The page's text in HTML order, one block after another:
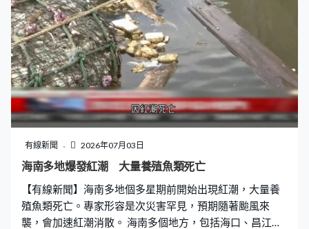
保安亭內。保安亭被重達140噸瓦礫壓住，但同時成為希
爾的保護罩，救援人員周日聽到微弱的求救聲音。救援人
員用攝影機，透過針孔攝影機鎖定他的位置，同時了解情
況，見到戴著口罩的希爾望向鏡頭，右眼充血。 多地救援
人員連日協助清走瓦礫、挖掘通道，又在裂縫間透過喉管
輸送水和營養液。有救援人員形容任務艱巨，他們在挖掘
並加固通道期間，發生多次坍塌事故阻礙救援，最終花70
多小時把他救出。希爾的妻子形容，他像戰士一樣撐過
去。 地震造成1萬多人死傷，至少189幢建築倒塌，拉瓜伊
拉設臨時帳篷，讓家屬辨認遺體。美媒引述一名法醫指，
每天在拉瓜伊拉處理約400具遺體。不少民眾在地震發生
後初期，徒手清走瓦礫營救摯親，不滿政府應災不力，進
度緩慢。代總統羅德格里
有線新聞 2026年07月03日
海南多地爆發紅潮 大量養殖魚類死亡
【有線新聞】海南多地個多星期前開始出現紅潮，大量養
殖魚類死亡。專家形容是次災害罕見，預期隨著颱風來
襲，會加速紅潮消散。 海南多個地方，包括海口、昌江、